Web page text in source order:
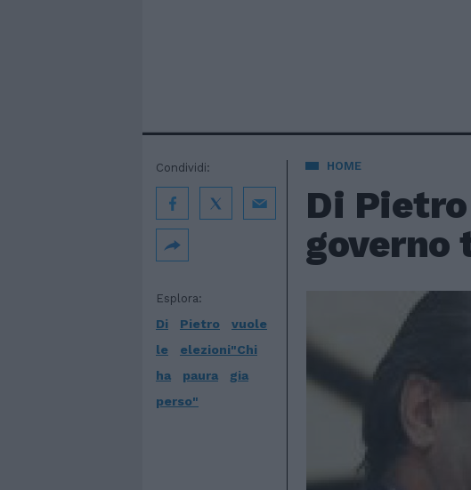
HOME
Di
governo
Esplora:
Di Pietro
vuole
le
elezioni"Chi
ha
paura
gia
perso"
Condividi: